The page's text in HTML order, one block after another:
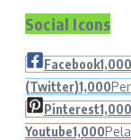
Social Icons
Facebook1,000
(Twitter)1,000
Pinterest1,000
Youtube1,000